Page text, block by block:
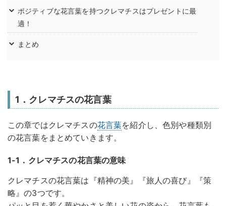
ポジティブな花言葉を持つクレマチスはプレゼントに最
適！
まとめ
1．クレマチスの花言葉
この章ではクレマチスの花言葉を紹介し、色別や種類別
の花言葉をまとめていきます。
1-1．クレマチスの花言葉の意味
クレマチスの花言葉は『精神の美』『旅人の喜び』『策
略』の3つです。